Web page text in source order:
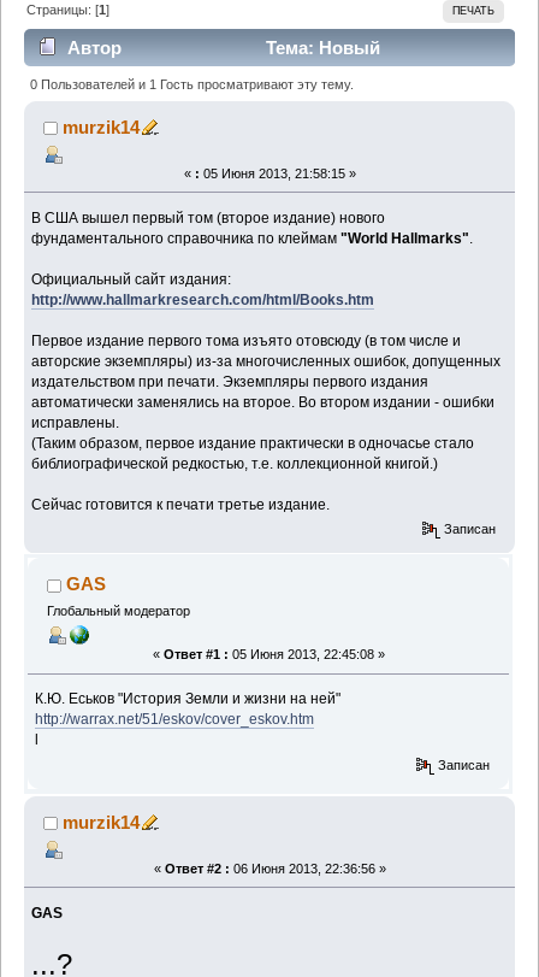
ПЕЧАТЬ
Страницы: [1]
Автор
Тема: Новый
фундаментальный справочник по клеймам - "World
Hallmarks". (Прочитано 2437 раз)
0 Пользователей и 1 Гость просматривают эту тему.
murzik14
« : 05 Июня 2013, 21:58:15 »
В США вышел первый том (второе издание) нового
фундаментального справочника по клеймам"World Hallmarks"
Официальный сайт издания:
http://www.hallmarkresearch.com/html/Books.htm
Первое издание первого тома изъято отовсюду (в том числе и
авторские экземпляры) из-за многочисленных ошибок, допущенных
издательством при печати. Экземпляры первого издания
автоматически заменялись на второе. Во втором издании - ошибки
исправлены.
(Таким образом, первое издание практически в одночасье стало
библиографической редкостью, т.е. коллекционной книгой.)
Сейчас готовится к печати третье издание.
Записан
GAS
Глобальный модератор
« Ответ #1 : 05 Июня 2013, 22:45:08 »
К.Ю. Еськов "История Земли и жизни на ней"
http://warrax.net/51/eskov/cover_eskov.htm
Записан
murzik14
« Ответ #2 : 06 Июня 2013, 22:36:56 »
GAS
...?